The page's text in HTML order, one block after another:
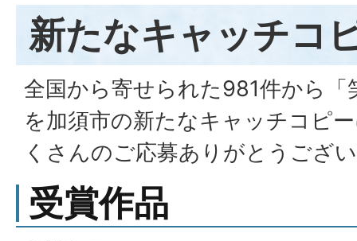
新たなキャッチコ
全国から寄せられた981件から
を加須市の新たなキャッチコピ
くさんのご応募ありがとうござ
受賞作品